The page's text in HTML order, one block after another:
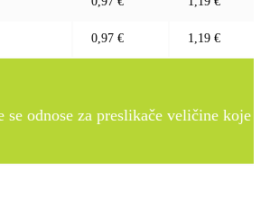
0,97 € 1,19 €
se odnose za preslikače veličine